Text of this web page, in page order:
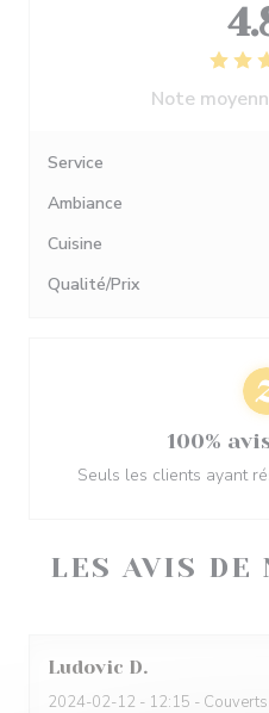
LES AVIS DE
Ludovic D
2024-02-12 - 12:15 -
Note
Service
Ambiance
Cuisine
Qualité/Prix
100%
Seuls les clients ayant